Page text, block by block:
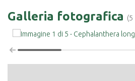
Galleria fotografica